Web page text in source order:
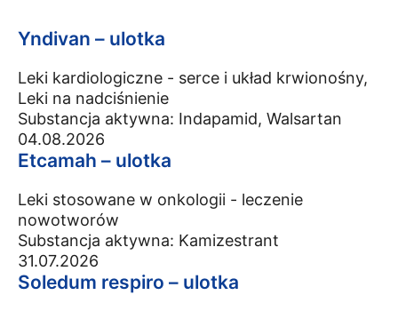
Yndivan – ulotka
Leki kardiologiczne - serce i układ krwionośny,
Leki na nadciśnienie
Substancja aktywna: Indapamid, Walsartan
04.08.2026
Etcamah – ulotka
Leki stosowane w onkologii - leczenie
nowotworów
Substancja aktywna: Kamizestrant
31.07.2026
Soledum respiro – ulotka